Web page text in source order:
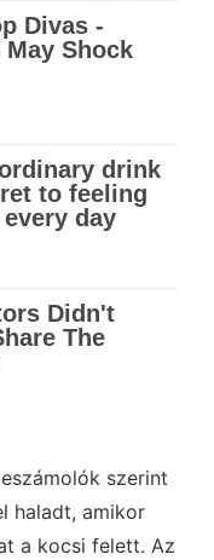
szerint
haladt, amikor
a kocsi felett. Az